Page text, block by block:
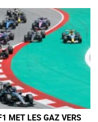
MET LES GAZ VERS